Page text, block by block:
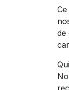
de